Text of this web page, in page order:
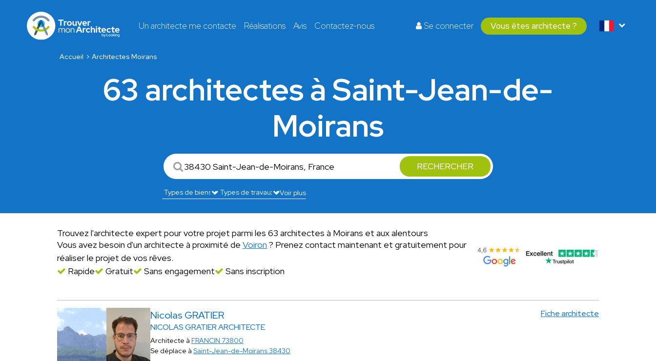
Un architecte me contacte Réalisations Avis Contactez-nous Se connecter Vous êtes architecte ?
Accueil Architectes Moirans
63 architectes à Saint-Jean-de-
Moirans
RECHERCHER
Voir plus
Trouvez l'architecte expert pour votre projet parmi les 63 architectes à Moirans et aux alentours
Vous avez besoin d'un architecte à proximité de Voiron ? Prenez contact maintenant et gratuitement pour
réaliser le projet de vos rêves.
Rapide
Gratuit Sans engagement Sans inscription
Nicolas GRATIER
NICOLAS GRATIER ARCHITECTE
Fiche architecte
Architecte à FRANCIN 73800
Se déplace à Saint-Jean-de-Moirans 38430